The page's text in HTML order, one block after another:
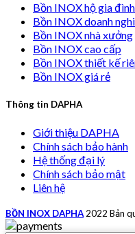
Bồn INOX hộ gia đình
Bồn INOX doanh
Bồn INOX nhà xưởng
Bồn INOX cao cấp
Bồn INOX thiết kế
Bồn INOX giá rẻ
Thông tin DAPHA
Giới thiệu DAPHA
Chính sách bảo hành
Hệ thống đại lý
Chính sách bảo mật
Liên hệ
BỒN INOX DAPHA 2022 Bản